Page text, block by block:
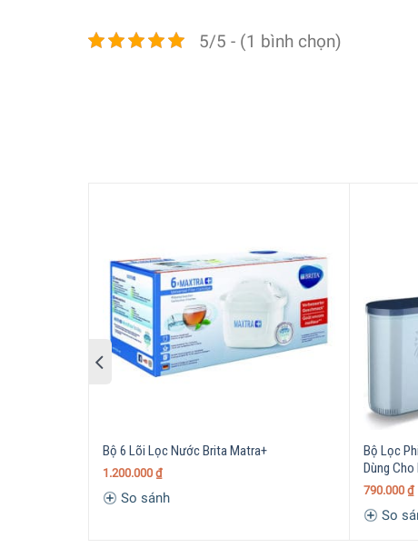
Tính năng nổi bật Bình Lọc Nước Brita
5/5 - (1 bình chọn)
Bộ 6 Lõi Lọc Nước Brita Matra+
1.200.000 ₫
So sánh
Bộ Lọc
Dùng
790.000 ₫
So